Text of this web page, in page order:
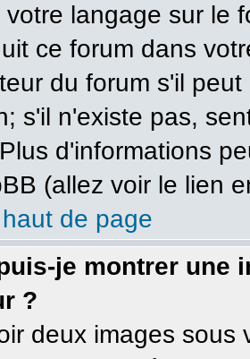
votre langage sur le
ce forum dans
du forum s'il
s'il n'existe pas,
d'informations
(allez voir le lien
de page
je montrer une
?
deux images sous